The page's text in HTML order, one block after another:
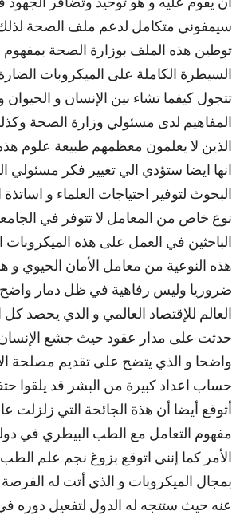
سيمفوني متكامل لدعم ملف الصحة
توطين هذه الملف بوزارة الصحة
السيطرة الكاملة على الميكروبات
تتجول كيفما تشاء بين الإنسان و الحيوان و
المفاهيم لدى مسئولي وزارة الصحة
الذين لا يعلمون معظمهم طبيعة علوم
انها ايضا ستؤدي الي تغيير فكر مسئولي
البحوث لتوفير احتياجات العلماء و
نوع خاص من المعامل لا تتوفر في
الباحثين في العمل على هذه الميكروبات
هذه النوعية من معامل الأمان الحيوي و
ضروريا وليس رفاهية في ظل دمار
العالم للإقتصاد العالمي و الذي يحصد كل
حدثت على مدار عقود حيث جشع الإنسان
واضحا و الذي يتضح على تقديم مصلحة
حساب اعداد كبيرة من البشر قد يلقوا
أتوقع أيضا أن هذة الجائحة التي زلزلت
مفهوم التعامل مع الطب البيطري في دولنا
الأمر كما إنني اتوقع بزوغ نجم علم
بمجال الميكروبات و الذي أتت له الفرصة
عنه حيث ستتجه له الدول لتفعيل دوره